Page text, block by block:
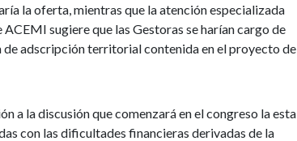
la oferta, mientras que la atención especializada
sugiere que las Gestoras se harían cargo de
de adscripción territorial contenida en el proyecto de
a la discusión que comenzará en el congreso la esta
con las dificultades financieras derivadas de la